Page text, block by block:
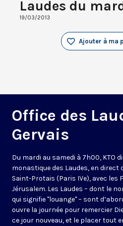
Laudes du
19/03/2013
Ajouter à ma
Office des
Gervais
Du mardi au samedi à 7h00, KTO
monastique des Laudes, en direct
Saint-Protais (Paris IVe), avec
Jérusalem. Les Laudes – dont le
qui signifie "louange" – sont
ouvre la journée pour remercier
ce jour nouveau, et le placer tout